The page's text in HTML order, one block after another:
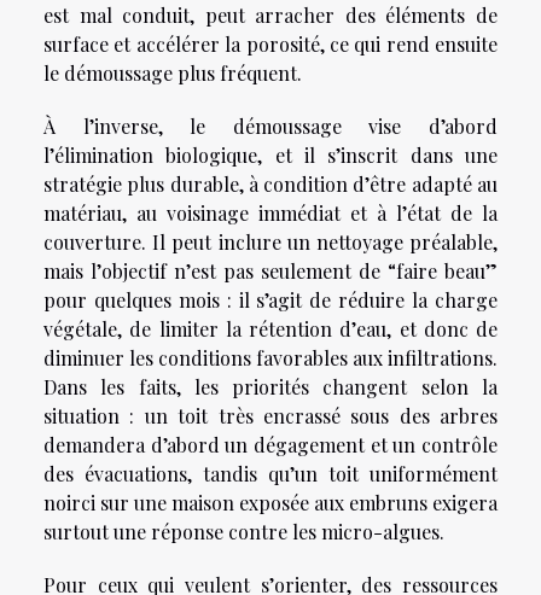
est mal conduit, peut arracher des éléments de
surface et accélérer la porosité, ce qui rend ensuite
le démoussage plus fréquent.
À l’inverse, le démoussage vise d’abord
l’élimination biologique, et il s’inscrit dans une
stratégie plus durable, à condition d’être adapté au
matériau, au voisinage immédiat et à l’état de la
couverture. Il peut inclure un nettoyage préalable,
mais l’objectif n’est pas seulement de “faire beau”
pour quelques mois : il s’agit de réduire la charge
végétale, de limiter la rétention d’eau, et donc de
diminuer les conditions favorables aux infiltrations.
Dans les faits, les priorités changent selon la
situation : un toit très encrassé sous des arbres
demandera d’abord un dégagement et un contrôle
des évacuations, tandis qu’un toit uniformément
noirci sur une maison exposée aux embruns exigera
surtout une réponse contre les micro-algues.
Pour ceux qui veulent s’orienter, des ressources